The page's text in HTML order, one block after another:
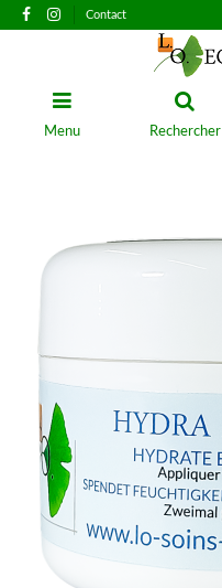
Contact
Menu Rechercher